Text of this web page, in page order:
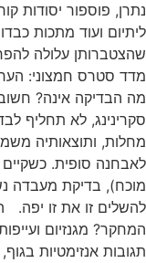
נתרן, פוספור יסודות
ליתיום ועוד מתכות
שהצטברותן עלולה
מדד סטרס חמצוני:
סקרינינג, לא תחליף
מחלות, ותוצאותיה
לאבחנה סופית.
מוכח), בדיקת מעבדה
להשלים זו את זו יפה.